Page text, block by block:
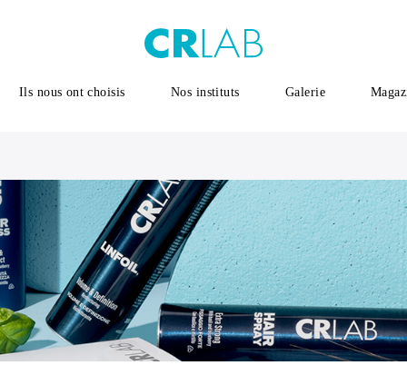
Ils nous ont choisis Nos instituts Galerie